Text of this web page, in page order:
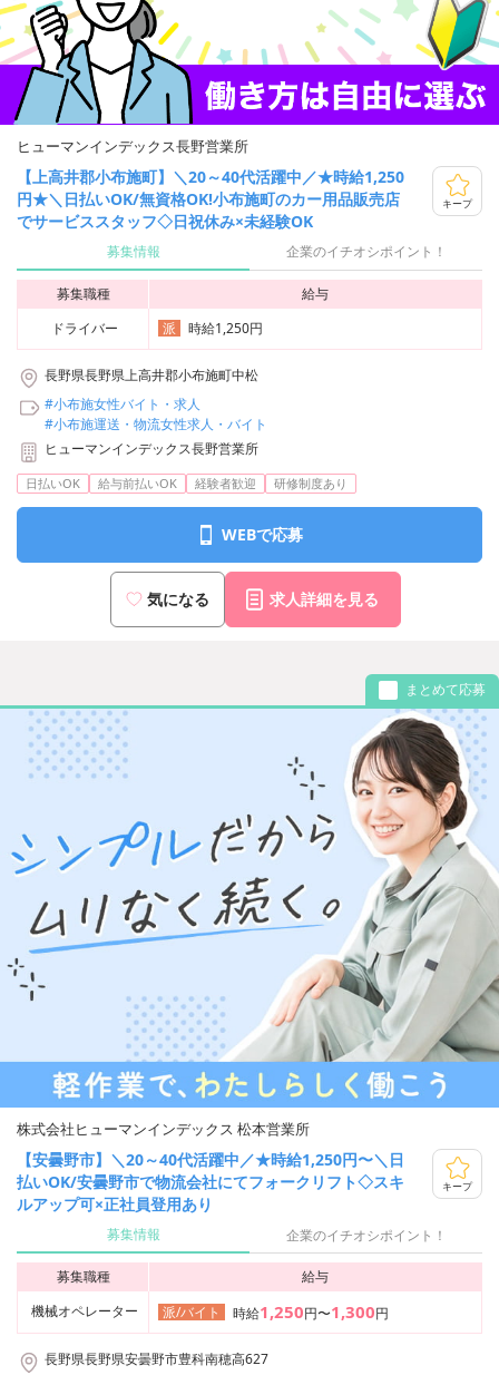
ヒューマンインデックス長野営業所
【上高井郡小布施町】＼20～40代活躍中／★時給1,250
円★＼日払いOK/無資格OK!小布施町のカー用品販売店
でサービススタッフ◇日祝休み×未経験OK
キープ
募集情報 企業のイチオシポイント！
募集職種
給与
ドライバー
派 時給1,250円
長野県長野県上高井郡小布施町中松
#小布施女性バイト・求人
#小布施運送・物流女性求人・バイト
ヒューマンインデックス長野営業所
日払いOK 給与前払いOK 経験者歓迎 研修制度あり
WEBで応募
気になる 求人詳細を見る
まとめて応募
株式会社ヒューマンインデックス 松本営業所
【安曇野市】＼20～40代活躍中／★時給1,250円〜＼日
払いOK/安曇野市で物流会社にてフォークリフト◇スキ
ルアップ可×正社員登用あり
キープ
募集情報 企業のイチオシポイント！
募集職種
給与
機械オペレーター
派/バイト 時給1,250円〜1,300円
長野県長野県安曇野市豊科南穂高627